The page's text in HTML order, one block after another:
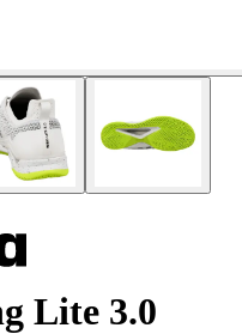
Lite 3.0